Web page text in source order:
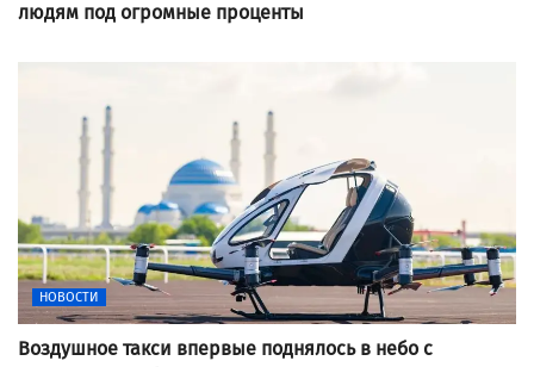
людям под огромные проценты
НОВОСТИ
Воздушное такси впервые поднялось в небо с